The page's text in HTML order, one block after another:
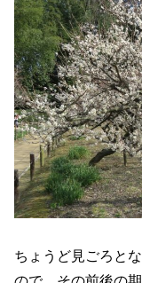
ちょうど見ごろと